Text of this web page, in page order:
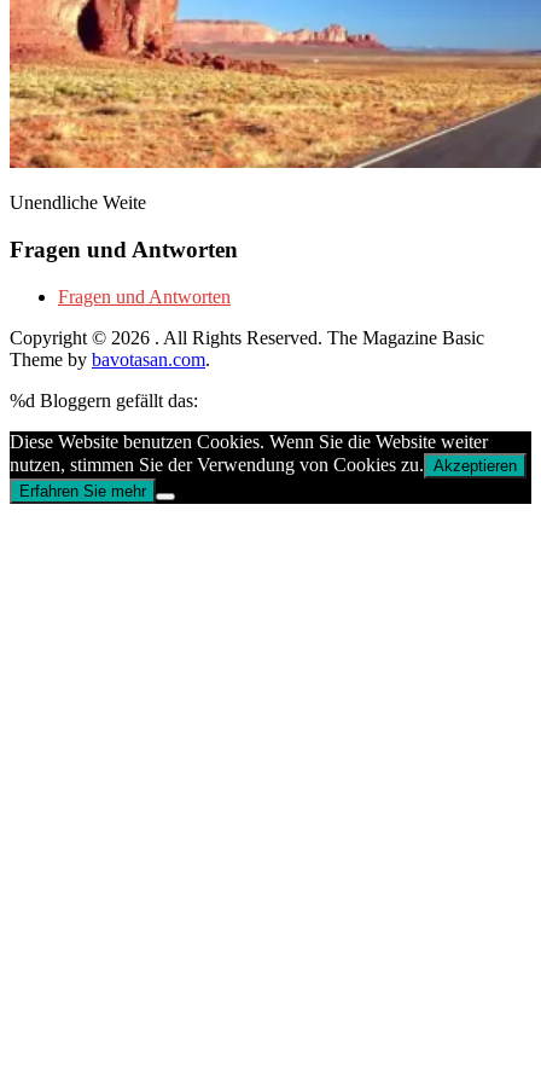
Unendliche Weite
Fragen und Antworten
Fragen und Antworten
Copyright © 2026 . All Rights Reserved. The Magazine Basic
Theme by bavotasan.com.
%d Bloggern gefällt das:
Diese Website benutzen Cookies. Wenn Sie die Website weiter
nutzen, stimmen Sie der Verwendung von Cookies zu. Akzeptieren
Erfahren Sie mehr